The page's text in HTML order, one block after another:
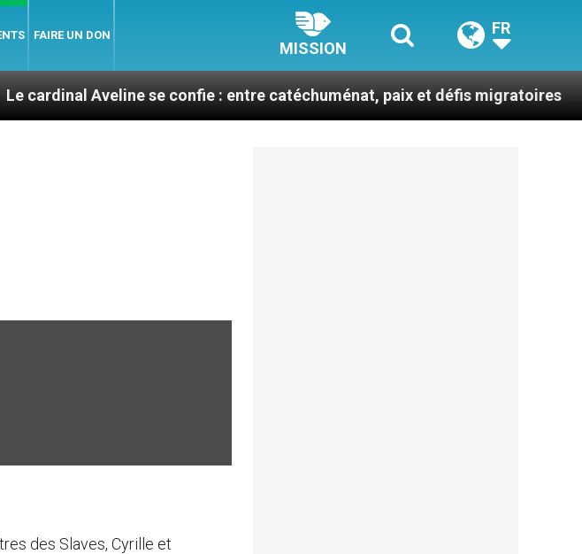
FAIRE UN DON
MISSION
FR
Aveline se confie : entre catéchuménat, paix et défis migratoires Léon
des Slaves, Cyrille et